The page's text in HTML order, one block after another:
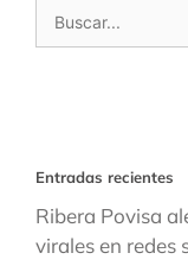
Entradas recientes
Ribera Povisa
virales en redes